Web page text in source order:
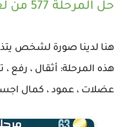
حل المرحلة 577 من لعبة كلمات كراش:
هنا لدينا صورة لشخص
هذه المرحلة: أثقال ، رفع ،
عضلات ، عمود ، كمال